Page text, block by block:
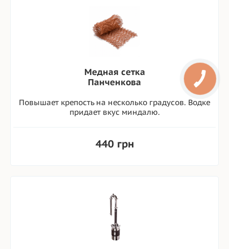
Медная сетка
Панченкова
Повышает крепость на несколько градусов. Водке
придает вкус миндалю.
440 грн